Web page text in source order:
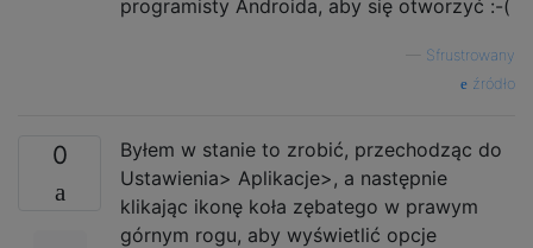
programisty Androida, aby się otworzyć :-(
Sfrustrowany
źródło
0
Byłem w stanie to zrobić, przechodząc do
Ustawienia> Aplikacje>, a następnie
klikając ikonę koła zębatego w prawym
górnym rogu, aby wyświetlić opcje